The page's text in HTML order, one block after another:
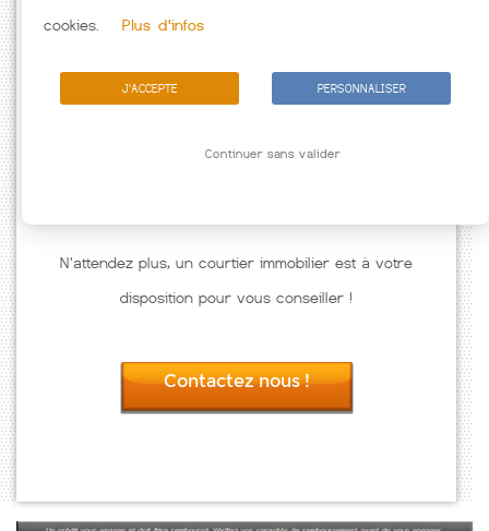
N'attendez plus, un courtier immobilier est à votre
disposition pour vous conseiller !
Contactez nous !
cookies.
Plus d'infos
J'ACCEPTE PERSONNALISER
Continuer sans valider